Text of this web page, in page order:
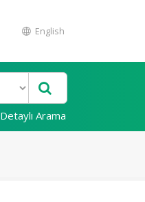
English
Detaylı Arama